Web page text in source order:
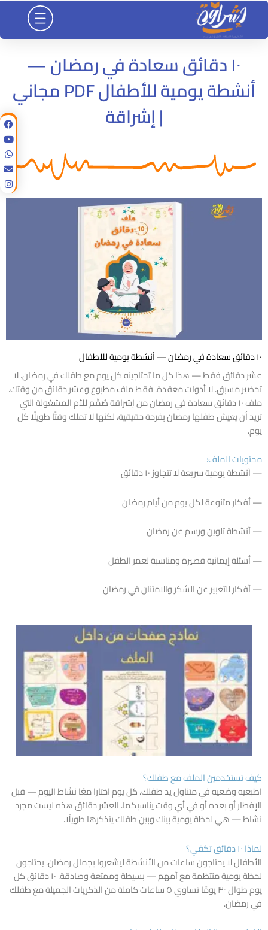
تخطي
المحتوى
١٠ دقائق سعادة في رمضان —
أنشطة يومية للأطفال PDF مجاني
| إشراقة
١٠ دقائق سعادة في رمضان — أنشطة يومية للأطفال
عشر دقائق فقط — هذا كل ما تحتاجينه كل يوم مع طفلك في رمضان. لا
تحضير مسبق. لا أدوات معقدة. فقط ملف مطبوع وعشر دقائق من وقتك.
ملف ١٠ دقائق سعادة في رمضان من إشراقة صُمِّم للأم المشغولة التي
تريد أن يعيش طفلها رمضان بفرحة حقيقية، لكنها لا تملك وقتًا طويلًا كل
يوم.
محتويات الملف:
— أنشطة يومية سريعة لا تتجاوز ١٠ دقائق
— أفكار متنوعة لكل يوم من أيام رمضان
— أنشطة تلوين ورسم عن رمضان
— أسئلة إيمانية قصيرة ومناسبة لعمر الطفل
— أفكار للتعبير عن الشكر والامتنان في رمضان
كيف تستخدمين الملف مع طفلك؟
اطبعيه وضعيه في متناول يد طفلك. كل يوم اختارا معًا نشاط اليوم — قبل
الإفطار أو بعده أو في أي وقت يناسبكما. العشر دقائق هذه ليست مجرد
نشاط — هي لحظة يومية بينك وبين طفلك يتذكرها طويلًا.
لماذا ١٠ دقائق تكفي؟
الأطفال لا يحتاجون ساعات من الأنشطة ليشعروا بجمال رمضان. يحتاجون
لحظة يومية منتظمة مع أمهم — بسيطة وممتعة وصادقة. ١٠ دقائق كل
يوم طوال ٣٠ يومًا تساوي ٥ ساعات كاملة من الذكريات الجميلة مع طفلك
في رمضان.